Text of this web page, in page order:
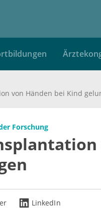
Forschung
LinkedIn